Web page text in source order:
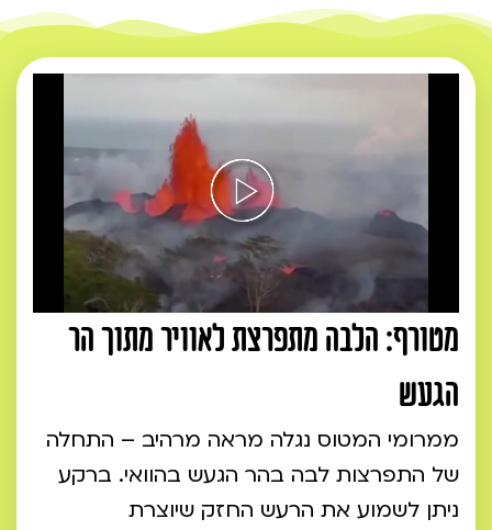
מטורף: הלבה מתפרצת לאוויר מתוך הר
הגעש
ממרומי המטוס נגלה מראה מרהיב – התחלה
של התפרצות לבה בהר הגעש בהוואי. ברקע
ניתן לשמוע את הרעש החזק שיוצרת